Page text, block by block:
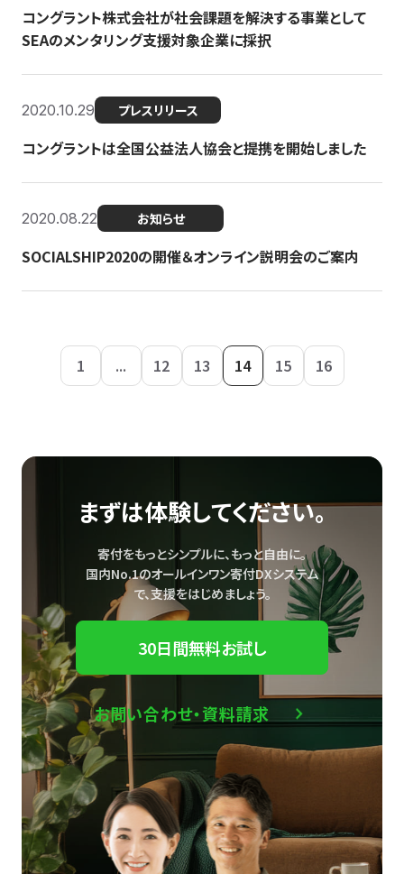
コングラント株式会社が社会課題を解決する事業として
SEAのメンタリング支援対象企業に採択
2020.10.29 プレスリリース
コングラントは全国公益法人協会と提携を開始しました
2020.08.22 お知らせ
SOCIALSHIP2020の開催＆オンライン説明会のご案内
1 ... 12 13 14 15 16
まずは体験してください。
寄付をもっとシンプルに、もっと自由に。
国内No.1のオールインワン寄付DXシステム
で、支援をはじめましょう。
30日間無料お試し
お問い合わせ・資料請求